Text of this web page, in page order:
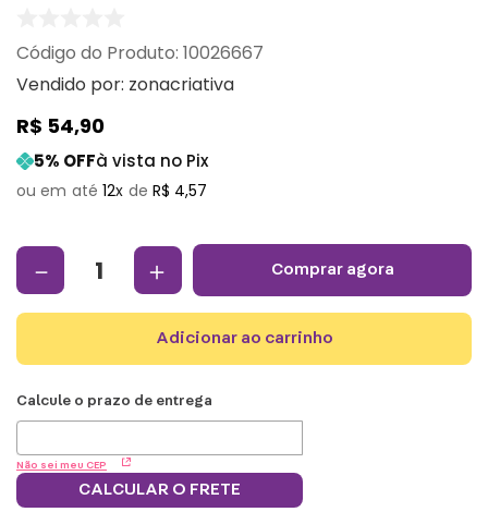
: 10026667
Vendido por: zonacriativa
R$ 54,90
5% OFFà vista no Pix
12 R$ 4,57
＋
－ comprar agora
adicionar ao carrinho
Não sei meu CEP
CALCULAR O FRETE